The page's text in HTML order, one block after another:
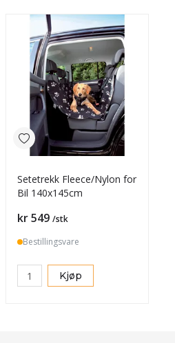
Setetrekk Fleece/Nylon for
Bil 140x145cm
Pris
kr 549 /stk
Bestillingsvare
Kjøp